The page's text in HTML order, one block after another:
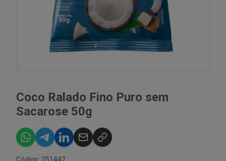
Coco Ralado Fino Puro sem
Sacarose 50g